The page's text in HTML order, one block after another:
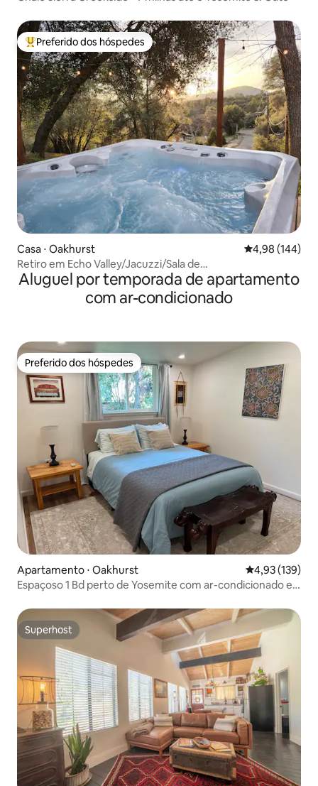
Entre os melhores preferidos dos hóspedes
Preferido dos hóspedes
Casa ⋅ Oakhurst 4,98 de uma
4,98 (144)
Retiro em Echo Valley/Jacuzzi/Sala de
jogos/Churrasco/Lareira
Aluguel por temporada de apartamento
com ar-condicionado
Preferido dos hóspedes
Preferido dos hóspedes
Apartamento ⋅ Oakhurst 4,93 de uma
4,93 (139)
Espaçoso 1 Bd perto de Yosemite com ar-condicionado e
Superhost
Superhost